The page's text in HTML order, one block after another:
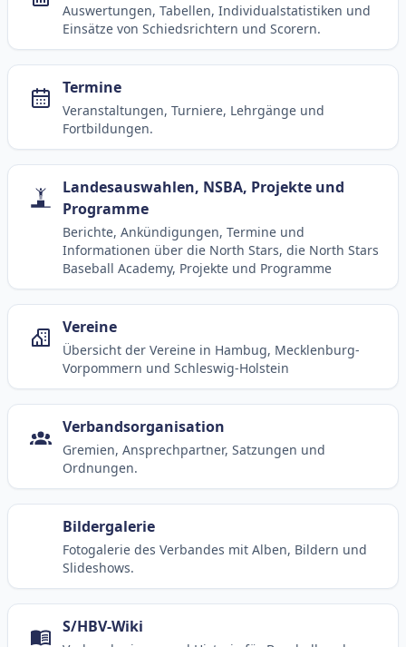
Auswertungen, Tabellen, Individualstatistiken und
Einsätze von Schiedsrichtern und Scorern.
Termine
Veranstaltungen, Turniere, Lehrgänge und
Fortbildungen.
Landesauswahlen, NSBA, Projekte und
Programme
Berichte, Ankündigungen, Termine und
Informationen über die North Stars, die North Stars
Baseball Academy, Projekte und Programme
Vereine
Übersicht der Vereine in Hambug, Mecklenburg-
Vorpommern und Schleswig-Holstein
Verbandsorganisation
Gremien, Ansprechpartner, Satzungen und
Ordnungen.
Bildergalerie
Fotogalerie des Verbandes mit Alben, Bildern und
Slideshows.
S/HBV-Wiki